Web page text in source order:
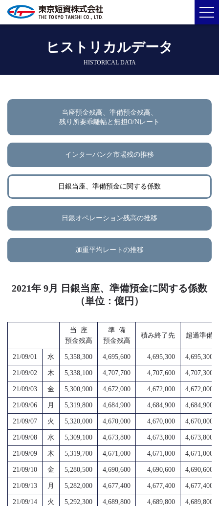
ヒストリカルデータ
HISTORICAL DATA
当座預金残高、準備預金残高、
残り所要乖離幅と無担O/Nレート
インターバンク市場残の推移
日銀当座、準備預金に関する係数
日銀オペレーション残高の推移
加重平均レートの推移
2021年 9月 日銀当座、準備預金に関する係数
（単位：億円）
当 座
預金残高
準 備
預金残高
積み終了先 超過準備
21/09/01 水 5,358,300 4,695,600 4,695,300 4,695,300
21/09/02 木 5,338,100 4,707,700 4,707,600 4,707,300
21/09/03 金 5,300,900 4,672,000 4,672,000 4,672,000
21/09/06 月 5,319,800 4,684,900 4,684,900 4,684,900
21/09/07 火 5,320,000 4,670,000 4,670,000 4,670,000
21/09/08 水 5,309,100 4,673,800 4,673,800 4,673,800
21/09/09 木 5,319,700 4,671,000 4,671,000 4,671,000
21/09/10 金 5,280,500 4,690,600 4,690,600 4,690,600
21/09/13 月 5,282,000 4,677,400 4,677,400 4,677,400
21/09/14 火 5,292,300 4,689,800 4,689,800 4,689,800